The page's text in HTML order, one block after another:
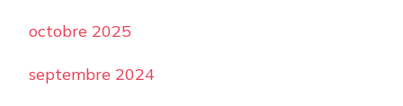
octobre 2025
septembre 2024